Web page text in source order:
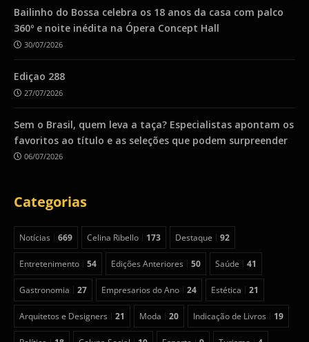
Bailinho do Bossa celebra os 18 anos da casa com palco
360º e noite inédita na Ópera Concept Hall
30/07/2026
Ediçao 288
27/07/2026
Sem o Brasil, quem leva a taça? Especialistas apontam os
favoritos ao título e as seleções que podem surpreender
06/07/2026
Categorias
Notícias 669 Celina Ribello 173 Destaque 92
Entretenimento 54 Edições Anteriores 50 Saúde 41
Gastronomia 27 Empresarios do Ano 24 Estética 21
Arquitetos e Designers 21 Moda 20 Indicação de Livros 19